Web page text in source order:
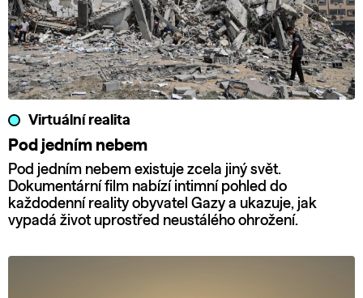
Virtuální realita
Pod jedním nebem
Pod jedním nebem existuje zcela jiný svět.
Dokumentární film nabízí intimní pohled do
každodenní reality obyvatel Gazy a ukazuje, jak
vypadá život uprostřed neustálého ohrožení.